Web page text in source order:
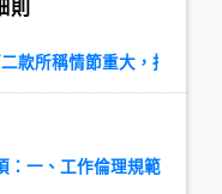
則
款所稱情節重大，指教保
：一、工作倫理規範：（